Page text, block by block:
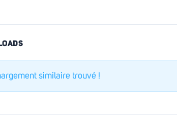
similaire trouvé !